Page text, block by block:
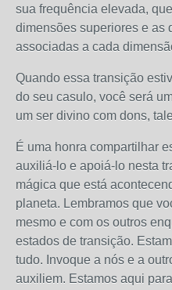
sua frequência elevada,
dimensões superiores e as
associadas a cada
Quando essa transição
do seu casulo, você será
um ser divino com dons,
É uma honra compartilhar
auxiliá-lo e apoiá-lo nesta
mágica que está
planeta. Lembramos que
mesmo e com os outros
estados de transição.
tudo. Invoque a nós e a
auxiliem. Estamos aqui